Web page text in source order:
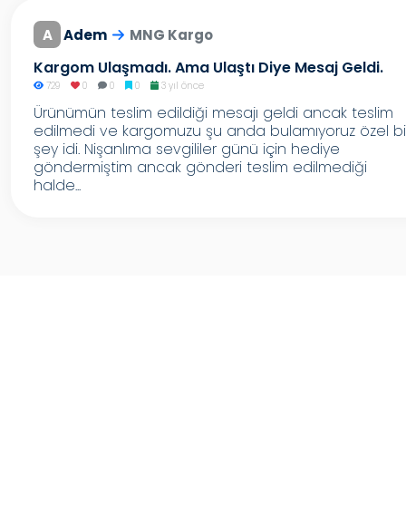
A Adem MNG Kargo
Kargom Ulaşmadı. Ama Ulaştı Diye Mesaj Geldi.
729 0 0 0 3 yıl önce
Ürünümün teslim edildiği mesajı geldi ancak teslim
edilmedi ve kargomuzu şu anda bulamıyoruz özel
şey idi. Nişanlıma sevgililer günü için hediye
göndermiştim ancak gönderi teslim edilmediği
halde...